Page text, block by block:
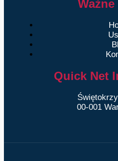
Quick Net
00-001